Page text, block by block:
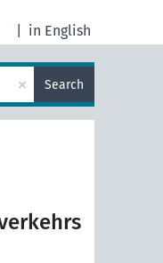
in English
× Search